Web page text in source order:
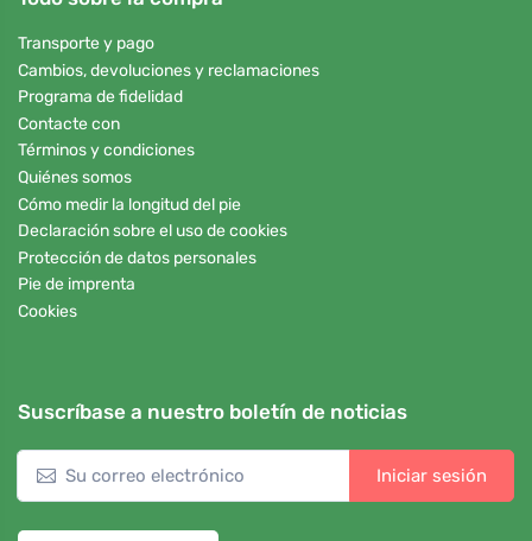
Transporte y pago
Cambios, devoluciones y reclamaciones
Programa de fidelidad
Contacte con
Términos y condiciones
Quiénes somos
Cómo medir la longitud del pie
Declaración sobre el uso de cookies
Protección de datos personales
Pie de imprenta
Cookies
Suscríbase a nuestro boletín de noticias
Iniciar sesión